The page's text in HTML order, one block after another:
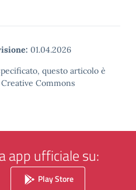
01.04.2026
questo articolo è
Commons
app ufficiale su:
Play Store